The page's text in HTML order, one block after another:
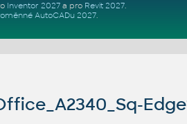
Inventor 2027a pro Revit 2027.
AutoCADu 2027.